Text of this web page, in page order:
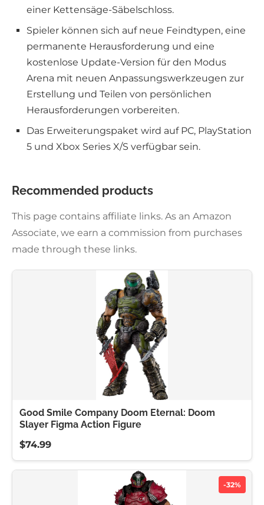
einer Kettensäge-Säbelschloss.
Spieler können sich auf neue Feindtypen, eine
permanente Herausforderung und eine
kostenlose Update-Version für den Modus
Arena mit neuen Anpassungswerkzeugen zur
Erstellung und Teilen von persönlichen
Herausforderungen vorbereiten.
Das Erweiterungspaket wird auf PC, PlayStation
5 und Xbox Series X/S verfügbar sein.
Recommended products
This page contains affiliate links. As an Amazon
Associate, we earn a commission from purchases
made through these links.
Good Smile Company Doom Eternal: Doom
Slayer Figma Action Figure
$74.99
-32%